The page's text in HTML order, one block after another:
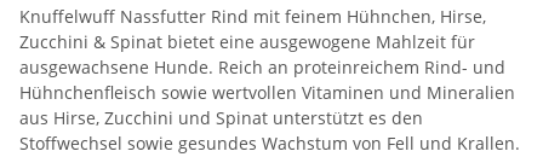
Knuffelwuff Nassfutter Rind mit feinem Hühnchen, Hirse,
Zucchini & Spinat bietet eine ausgewogene Mahlzeit für
ausgewachsene Hunde. Reich an proteinreichem Rind- und
Hühnchenfleisch sowie wertvollen Vitaminen und Mineralien
aus Hirse, Zucchini und Spinat unterstützt es den
Stoffwechsel sowie gesundes Wachstum von Fell und Krallen.